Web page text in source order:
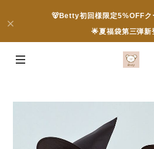
🐻Betty初回様限定5%OFF
🌟夏福袋第三弾新